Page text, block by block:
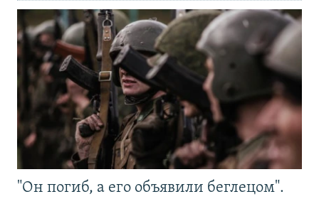
"Он погиб, а его объявили беглецом".